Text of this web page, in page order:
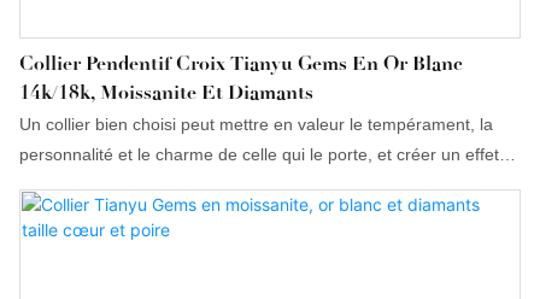
Collier Pendentif Croix Tianyu Gems En Or Blanc
14k/18k, Moissanite Et Diamants
Un collier bien choisi peut mettre en valeur le tempérament, la
personnalité et le charme de celle qui le porte, et créer un effet
décoratif inattendu. Ce luxueux collier croix en moissanite est une
nouveauté de la collection de bijoux en moissanite en gros de